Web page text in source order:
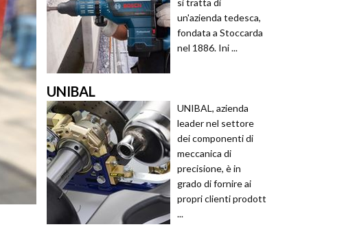
si tratta di
un'azienda tedesca,
fondata a Stoccarda
nel 1886. Ini ...
UNIBAL
UNIBAL, azienda
leader nel settore
dei componenti di
meccanica di
precisione, è in
grado di fornire ai
propri clienti prodott
...